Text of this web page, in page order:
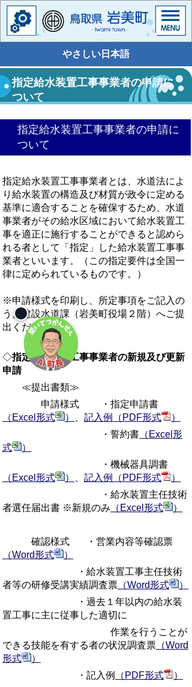
やさしい日本語
指定給水装置工事事業者の申請に
ついて
指定給水装置工事事業者の申請に
ついて
指定給水装置工事事業者とは、水道法によ
り給水装置の構造及び材質が政令に定める
基準に適合することを確保するため、水道
事業者がその給水区域において給水装置工
事を適正に施行することができると認めら
れる者として「指定」した給水装置工事事
業者といいます。（この指定要件は全国一
律に定められているものです。）
※申請様式を印刷し、所定事項をご記入の
うえ建設水道課（岩美町役場２階）へご提
出ください。
◇指定給水装置工事事業者の新規及び更新
申請
≪提出書類≫
申請様式 ・指定申請書
（Excel形式
） 記入例（PDF形式
）
・誓約書 （Excel形
式
）
・機械器具調書
（Excel形式
） 記入例（PDF形式
）
・給水装置主任技術
者選任届出書 ※新規のみ （Excel形式 ）
確認様式 ・営業内容等確認票
（Word形式
）
・給水装置工事主任技術
者等の研修受講実績調査票 （Word形式
）
・過去１年以内の給水装
置工事に主に従事した適切に
作業を行うことが
できる技能を有する者の状況調査票 （Word
形式
）
・記入例
（PDF形式 ）